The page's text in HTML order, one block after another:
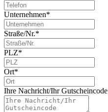
Unternehmen*
Straße/Nr.*
PLZ*
Ort*
Ihre Nachricht/Ihr Gutscheincode